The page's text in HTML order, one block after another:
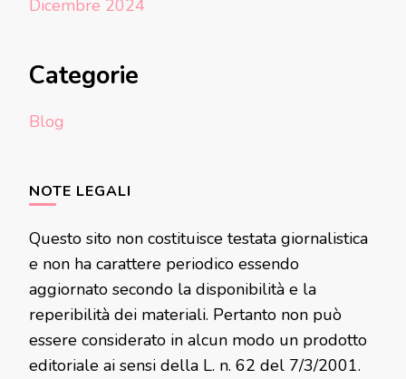
Dicembre 2024
Categorie
Blog
NOTE LEGALI
Questo sito non costituisce testata giornalistica
e non ha carattere periodico essendo
aggiornato secondo la disponibilità e la
reperibilità dei materiali. Pertanto non può
essere considerato in alcun modo un prodotto
editoriale ai sensi della L. n. 62 del 7/3/2001.